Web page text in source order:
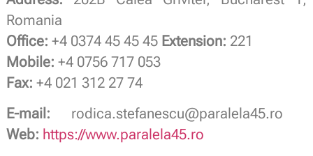
Romania
Office: +4 0374 45 45 45 Extension: 221
Mobile: +4 0756 717 053
Fax: +4 021 312 27 74
E-mail: rodica.stefanescu@paralela45.ro
Web: https://www.paralela45.ro